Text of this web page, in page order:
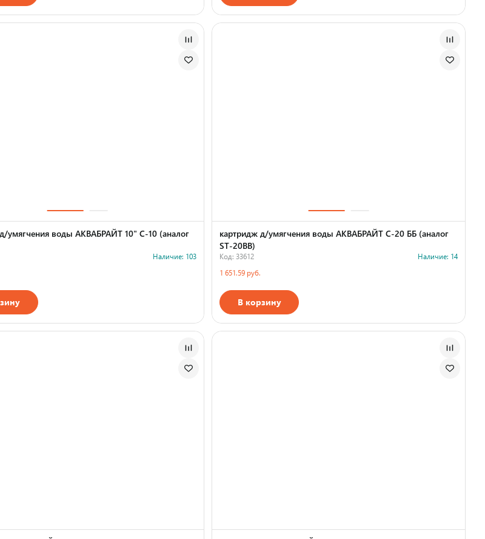
умягчения воды АКВАБРАЙТ 10" С-10 (аналог
Наличие: 103
картридж д/умягчения воды АКВАБРАЙТ С-20 ББ (аналог
ST-20BB)
Код: 33612
Наличие: 14
1 651.59 руб.
В корзину